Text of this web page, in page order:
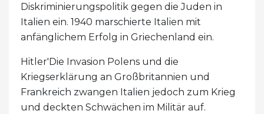
Diskriminierungspolitik gegen die Juden in
Italien ein. 1940 marschierte Italien mit
anfänglichem Erfolg in Griechenland ein.
Hitler'Die Invasion Polens und die
Kriegserklärung an Großbritannien und
Frankreich zwangen Italien jedoch zum Krieg
und deckten Schwächen im Militär auf.